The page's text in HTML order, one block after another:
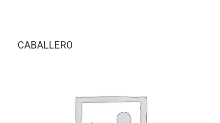
CABALLERO